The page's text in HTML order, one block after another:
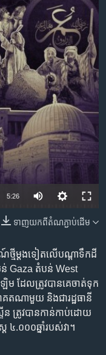
available
5:26
ទាញ​យក​ពី​តំណភ្ជាប់​ដើម
ថ្មី​ម្តងទៀត​លើ​បណ្តា​ទឹកដី​
Gaza តំបន់ West
ដែល​ត្រូវបាន​គេ​ចាត់​ទុក​
គត​ណាមួយ និង​ជា​រដ្ឋធានី​
ត្រូវបាន​កាន់កាប់​ដោយ
ត​ ៤.០០០ឆ្នាំ​របស់​វា។